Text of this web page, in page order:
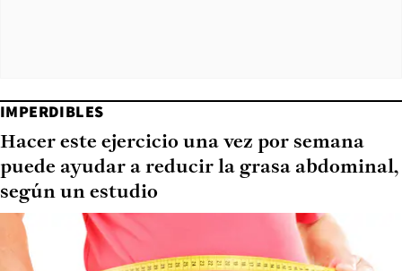
IMPERDIBLES
Hacer este ejercicio una vez por semana
puede ayudar a reducir la grasa abdominal,
según un estudio